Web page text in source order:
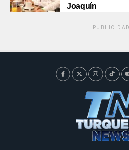
Joaquín
PUBLICIDAD